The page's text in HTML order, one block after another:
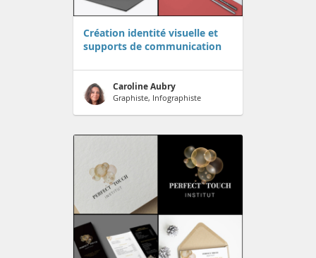
Création identité visuelle et
supports de communication
Caroline Aubry
Graphiste, Infographiste